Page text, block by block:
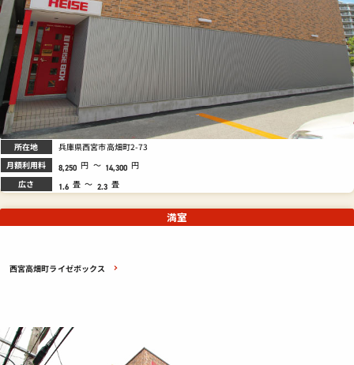
所在地 兵庫県西宮市高畑町2-73
月額利用料 8,250 円 ～ 14,300 円
広さ 1.6 畳 ～ 2.3 畳
西宮高畑町ライゼボックス
満室